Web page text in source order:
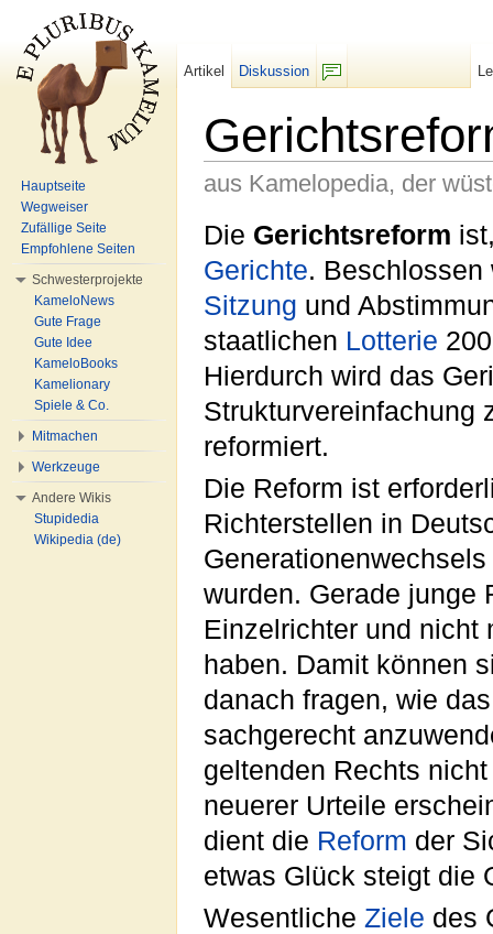
aus Kamelopedia, der
Die Gerichtsreform
Gerichte. Beschlossen
Sitzung und
staatlichen Lotterie
Hierdurch wird das
Strukturvereinfachung
reformiert.
Die Reform ist
Richterstellen in
wurden. Gerade junge
Einzelrichter und nicht
haben. Damit können
danach fragen, wie
sachgerecht
geltenden Rechts
neuerer Urteile
dient die Reform der
etwas Glück steigt die
Wesentliche Ziele des
Artikel
Diskussion
Hauptseite
Wegweiser
Zufällige Seite
Empfohlene Seiten
Schwesterprojekte
KameloNews
Gute Frage
Gute Idee
KameloBooks
Kamelionary
Spiele & Co.
Mitmachen
Werkzeuge
Andere Wikis
Stupidedia
Wikipedia (de)